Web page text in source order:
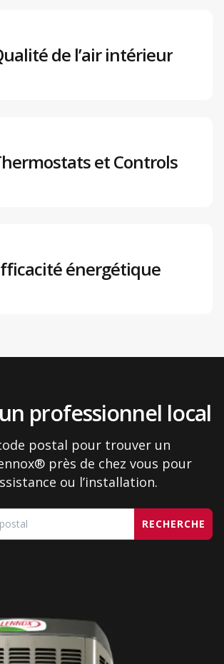
de l’air intérieur
et Controls
énergétique
professionnel local
postal pour trouver un
près de chez vous pour
ou l’installation.
RECHERCHE